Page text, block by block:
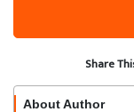
Share
About Author